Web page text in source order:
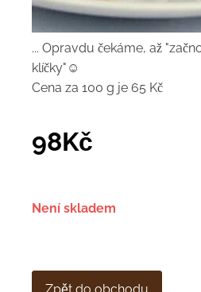
... Opravdu čekáme, až
klíčky"☺
Cena za 100 g je 65 Kč
98Kč
Není skladem
Zpět do obchodu